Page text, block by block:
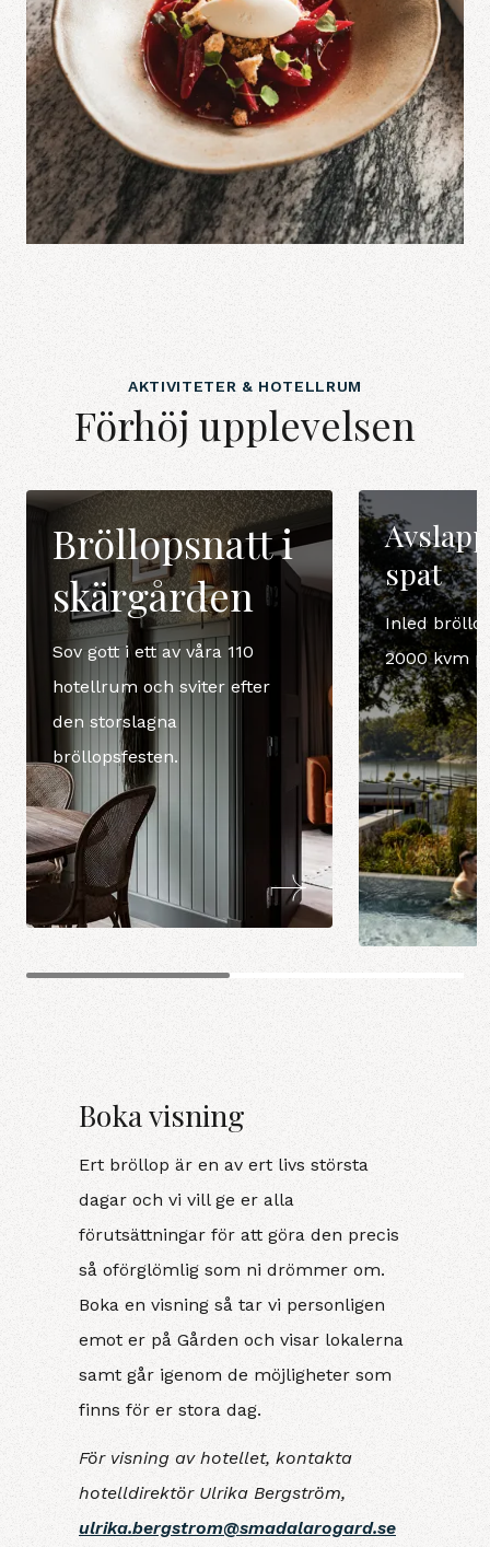
AKTIVITETER & HOTELLRUM
Förhöj upplevelsen
Bröllopsnatt i
skärgården
Sov gott i ett av våra 110
hotellrum och sviter efter
den storslagna
bröllopsfesten.
spat
Inled
2000 kvm
Boka visning
Ert bröllop är en av ert livs största
dagar och vi vill ge er alla
förutsättningar för att göra den precis
så oförglömlig som ni drömmer om.
Boka en visning så tar vi personligen
emot er på Gården och visar lokalerna
samt går igenom de möjligheter som
finns för er stora dag.
För visning av hotellet, kontakta
hotelldirektör Ulrika Bergström,
ulrika.bergstrom@smadalarogard.se